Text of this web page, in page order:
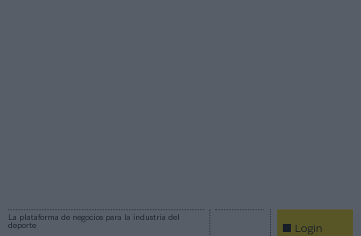
La plataforma de negocios para la industria del
deporte
Login